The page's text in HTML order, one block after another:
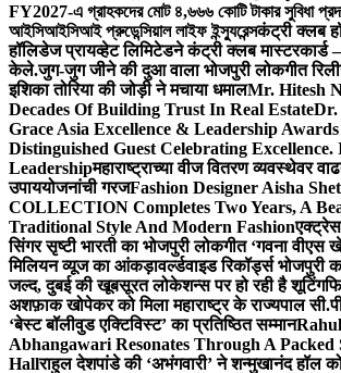
FY2027-এ গ্রাহকদের মোট ৪,৬৬৬ কোটি টাকার সুবিধা
আইসিআইসিআই প্রুডেন্সিয়াল লাইফ ইন্স্যুরেন্সकंट्री क्लब
हॉलिडेज प्रायव्हेट लिमिटेडने कंट्री क्लब मास्टरकार्ड
केले.जुग-जुग जीने की दुआ वाला भोजपुरी लोकगीत
इशिका तोरिया की जोड़ी ने मचाया धमालMr. Hitesh
Decades Of Building Trust In Real EstateDr.
Grace Asia Excellence & Leadership Awards
Distinguished Guest Celebrating
Leadershipमहाराष्ट्राच्या वीज वितरण व्यवस्थेवर
उपाययोजनांची गरजFashion Designer Aisha
COLLECTION Completes Two Years, A
Traditional Style And Modern Fashionएक्ट्रेस
सिंगर सृष्टी भारती का भोजपुरी लोकगीत ‘गवना वीएस
मिलियन व्यूज का आंकड़ावर्ल्डवाइड रिकॉर्ड्स भोजपुरी
जल्द, दुबई की खूबसूरत लोकेशन्स पर हो रही है शूटिंग
अशफ़ाक खोपेकर को मिला महाराष्ट्र के राज्यपाल
‘बेस्ट बॉलीवुड एक्टिविस्ट’ का प्रतिष्ठित सम्मान
Abhangawari Resonates Through A Packed
Hallराहुल देशपांडे की ‘अभंगवारी’ ने शन्मुखानंद हॉल